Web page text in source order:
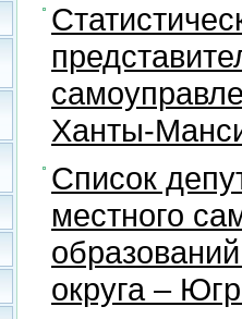
Ханты-
Список
местного
округа –